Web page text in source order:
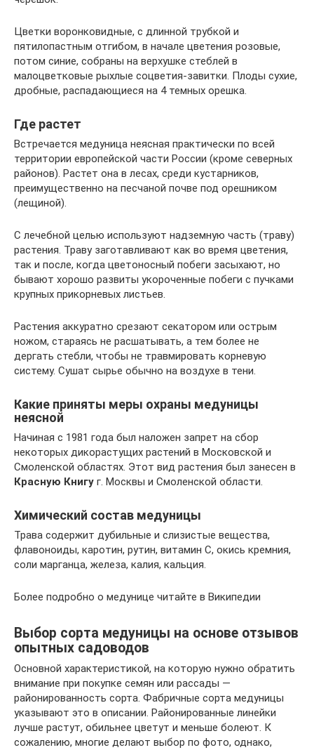
Цветки воронковидные, с длинной трубкой и
пятилопастным отгибом, в начале цветения розовые,
потом синие, собраны на верхушке стеблей в
малоцветковые рыхлые соцветия-завитки. Плоды сухие,
дробные, распадающиеся на 4 темных орешка.
Где растет
Встречается медуница неясная практически по всей
территории европейской части России (кроме северных
районов). Растет она в лесах, среди кустарников,
преимущественно на песчаной почве под орешником
(лещиной).
С лечебной целью используют надземную часть (траву)
растения. Траву заготавливают как во время цветения,
так и после, когда цветоносный побеги засыхают, но
бывают хорошо развиты укороченные побеги с пучками
крупных прикорневых листьев.
Растения аккуратно срезают секатором или острым
ножом, стараясь не расшатывать, а тем более не
дергать стебли, чтобы не травмировать корневую
систему. Сушат сырье обычно на воздухе в тени.
Какие приняты меры охраны медуницы
неясной
Начиная с 1981 года был наложен запрет на сбор
некоторых дикорастущих растений в Московской и
Смоленской областях. Этот вид растения был занесен в
Красную Книгу г. Москвы и Смоленской области.
Химический состав медуницы
Трава содержит дубильные и слизистые вещества,
флавоноиды, каротин, рутин, витамин С, окись кремния,
соли марганца, железа, калия, кальция.
Более подробно о медунице читайте в Википедии
Выбор сорта медуницы на основе отзывов
опытных садоводов
Основной характеристикой, на которую нужно обратить
внимание при покупке семян или рассады —
районированность сорта. Фабричные сорта медуницы
указывают это в описании. Районированные линейки
лучше растут, обильнее цветут и меньше болеют. К
сожалению, многие делают выбор по фото, однако,